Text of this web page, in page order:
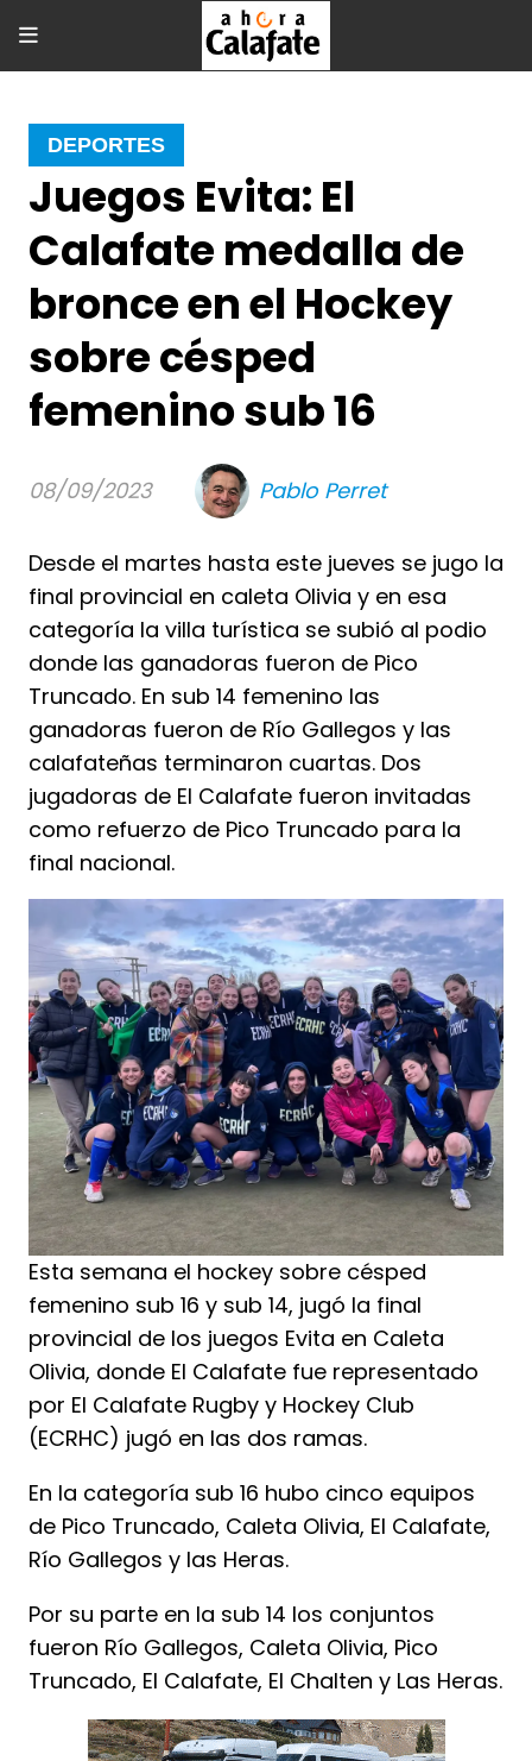
Juegos Evita: El
Calafate medalla de
bronce en el Hockey
sobre césped
femenino sub 16
Desde el martes hasta este jueves se jugo la
final provincial en caleta Olivia y en esa
categoría la villa turística se subió al podio
donde las ganadoras fueron de Pico
Truncado. En sub 14 femenino las
ganadoras fueron de Río Gallegos y las
calafateñas terminaron cuartas. Dos
jugadoras de El Calafate fueron invitadas
como refuerzo de Pico Truncado para la
final nacional.
DEPORTES
08/09/2023 Pablo Perret
Esta semana el hockey sobre césped
femenino sub 16 y sub 14, jugó la final
provincial de los juegos Evita en Caleta
Olivia, donde El Calafate fue representado
por El Calafate Rugby y Hockey Club
(ECRHC) jugó en las dos ramas.
En la categoría sub 16 hubo cinco equipos
de Pico Truncado, Caleta Olivia, El Calafate,
Río Gallegos y las Heras.
Por su parte en la sub 14 los conjuntos
fueron Río Gallegos, Caleta Olivia, Pico
Truncado, El Calafate, El Chalten y Las Heras.